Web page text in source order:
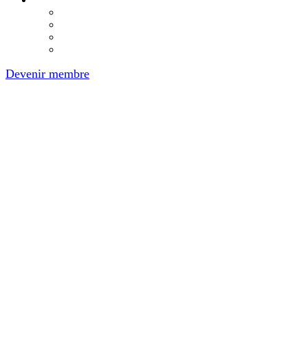
Devenir membre